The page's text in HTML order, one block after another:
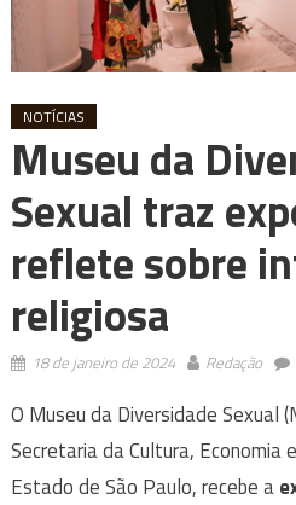
NOTÍCIAS
Museu da
Sexual traz
reflete sobre
religiosa
18 de janeiro de 2024 Redação
O Museu da Diversidade Sexual
Secretaria da Cultura, Economia
Estado de São Paulo, recebe a